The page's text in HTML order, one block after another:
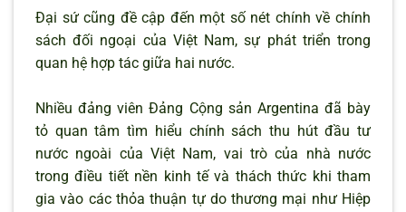
Đại sứ cũng đề cập đến một số nét chính về chính
sách đối ngoại của Việt Nam, sự phát triển trong
quan hệ hợp tác giữa hai nước.
Nhiều đảng viên Đảng Cộng sản Argentina đã bày
tỏ quan tâm tìm hiểu chính sách thu hút đầu tư
nước ngoài của Việt Nam, vai trò của nhà nước
trong điều tiết nền kinh tế và thách thức khi tham
gia vào các thỏa thuận tự do thương mại như Hiệp